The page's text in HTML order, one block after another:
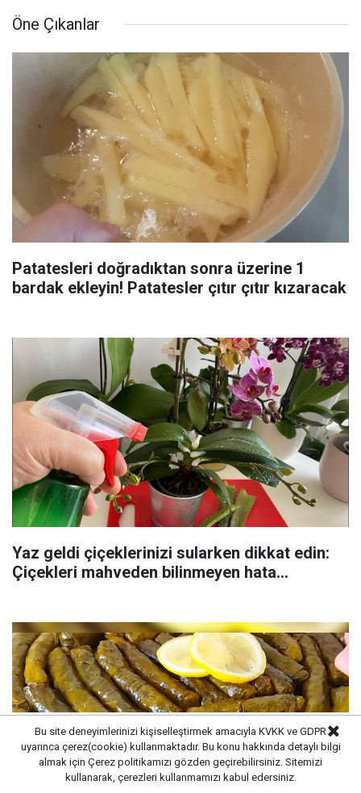
Öne Çıkanlar
Patatesleri doğradıktan sonra üzerine 1
bardak ekleyin! Patatesler çıtır çıtır kızaracak
Yaz geldi çiçeklerinizi sularken dikkat edin:
Çiçekleri mahveden bilinmeyen hata...
Bu site deneyimlerinizi kişiselleştirmek amacıyla KVKK ve GDPR
uyarınca çerez(cookie) kullanmaktadır. Bu konu hakkında detaylı bilgi
almak için Çerez politikamızı gözden geçirebilirsiniz. Sitemizi
kullanarak, çerezleri kullanmamızı kabul edersiniz.